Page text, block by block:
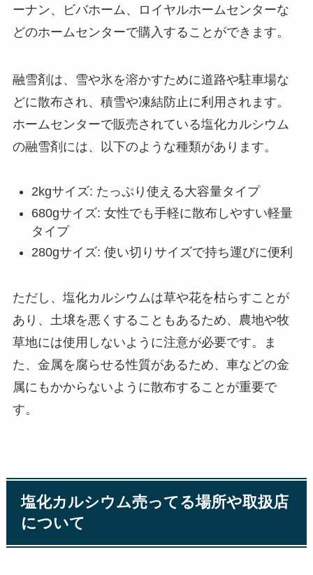
ーナン、ビバホーム、ロイヤルホームセンターな
どのホームセンターで購入することができます。
融雪剤は、雪や氷を溶かすために道路や駐車場な
どに散布され、積雪や凍結防止に利用されます。
ホームセンターで販売されている塩化カルシウム
の融雪剤には、以下のような種類があります。
2kgサイズ: たっぷり使える大容量タイプ
680gサイズ: 女性でも手軽に散布しやすい軽量
タイプ
280gサイズ: 使い切りサイズで持ち運びに便利
ただし、塩化カルシウムは草や花を枯らすことが
あり、土壌を悪くすることもあるため、農地や牧
草地には使用しないように注意が必要です。ま
た、金属を腐らせる性質があるため、車などの金
属にもかからないように散布することが重要で
す。
塩化カルシウム売ってる場所や取扱店
について